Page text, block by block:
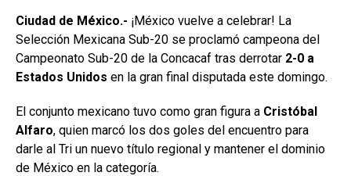
Ciudad de México.- ¡México vuelve a celebrar! La
Selección Mexicana Sub-20 se proclamó campeona del
Campeonato Sub-20 de la Concacaf tras derrotar 2-0 a
Estados Unidos en la gran final disputada este domingo.
El conjunto mexicano tuvo como gran figura a Cristóbal
Alfaro, quien marcó los dos goles del encuentro para
darle al Tri un nuevo título regional y mantener el dominio
de México en la categoría.